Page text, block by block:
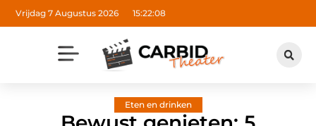
Vrijdag 7 Augustus 2026 15:22:09
Eten en drinken